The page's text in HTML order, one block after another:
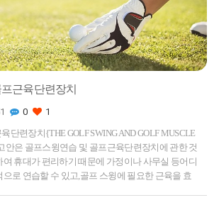
근육단련장치
0
1
단련장치{THE GOLF SWING AND GOLF MUSCLE
안은 골프스윙연습 및 골프근육단련장치에 관한 것
여 휴대가 편리하기 때문에 가정이나 사무실 등어디
로 연습할 수 있고,골프 스윙에 필요한 근육을 효